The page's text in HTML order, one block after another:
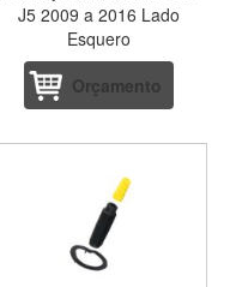
J5 2009 a 2016 Lado
Esquero
Orçamento